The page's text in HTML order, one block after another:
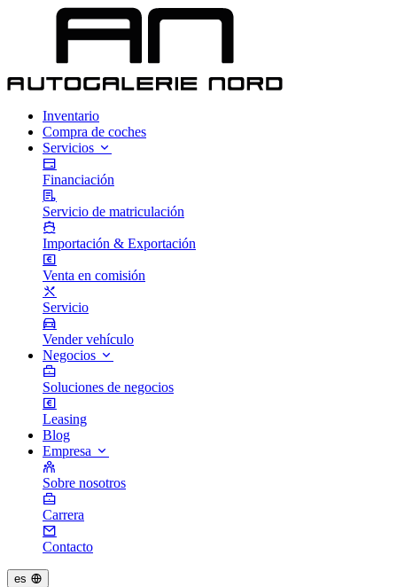
Inventario
Compra de coches
Servicios
Financiación
Servicio de matriculación
Importación & Exportación
Venta en comisión
Servicio
Vender vehículo
Negocios
Soluciones de negocios
Leasing
Blog
Empresa
Sobre nosotros
Carrera
Contacto
es